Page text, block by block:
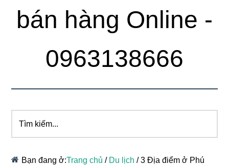
bán hàng Online -
0963138666
kiếm...
Bạn đang ở:Trang chủ / Du lịch /3 Địa điểm ở Phú